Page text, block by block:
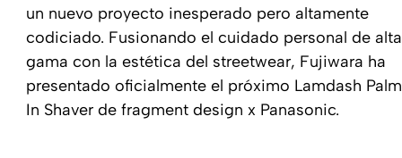
un nuevo proyecto inesperado pero altamente
codiciado. Fusionando el cuidado personal de alta
gama con la estética del streetwear, Fujiwara ha
presentado oficialmente el próximo Lamdash Palm
In Shaver de fragment design x Panasonic.